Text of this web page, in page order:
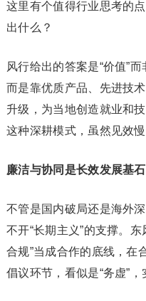
这里有个值得行业思考的
出什么？
风行给出的答案是“价值”而
而是靠优质产品、先进技
升级，为当地创造就业和
这种深耕模式，虽然见效
廉洁与协同是长效发展基石
不管是国内破局还是海外
不开“长期主义”的支撑。
合规”当成合作的底线，在
倡议环节，看似是“务虚”